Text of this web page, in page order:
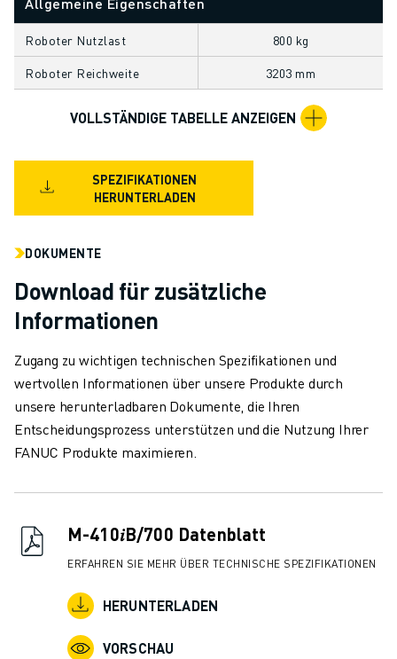
TECHNISCHE FERNUNTERSTÜTZUNG
ERSATZTEILE
WIEDERAUFBEREITUNG
DIGITALE SERVICE TOOLS
DOWNLOAD CENTER » MYFANUC
FANUC AKADEMIE
BRANCHEN-LÖSUNGEN
LÖSUNGEN FÜR DIE AUSBILDUNG
NEWS & MEDIA
NEWS & MEDIA
BILDUNGSVERANSTALTUNGEN
ÜBER FANUC
ÜBER FANUC
FANUC IN EUROPA
UNSERE STANDORTE
KARRIERE
JETZT BEWERBEN » KARRIEREPORTAL
STANDORTE
Roboter Nutzlast 800 kg
Roboter Reichweite 3203 mm
VOLLSTÄNDIGE TABELLE ANZEIGEN
SPEZIFIKATIONEN
HERUNTERLADEN
DOKUMENTE
Download für zusätzliche
Informationen
Zugang zu wichtigen technischen Spezifikationen und
wertvollen Informationen über unsere Produkte durch
unsere herunterladbaren Dokumente, die Ihren
Entscheidungsprozess unterstützen und die Nutzung Ihrer
FANUC Produkte maximieren.
M-410𝑖B/700 Datenblatt
ERFAHREN SIE MEHR ÜBER TECHNISCHE SPEZIFIKATIONEN
HERUNTERLADEN
VORSCHAU